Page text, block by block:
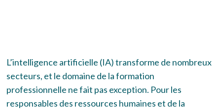
L’intelligence artificielle (IA) transforme de nombreux
secteurs, et le domaine de la formation
professionnelle ne fait pas exception. Pour les
responsables des ressources humaines et de la